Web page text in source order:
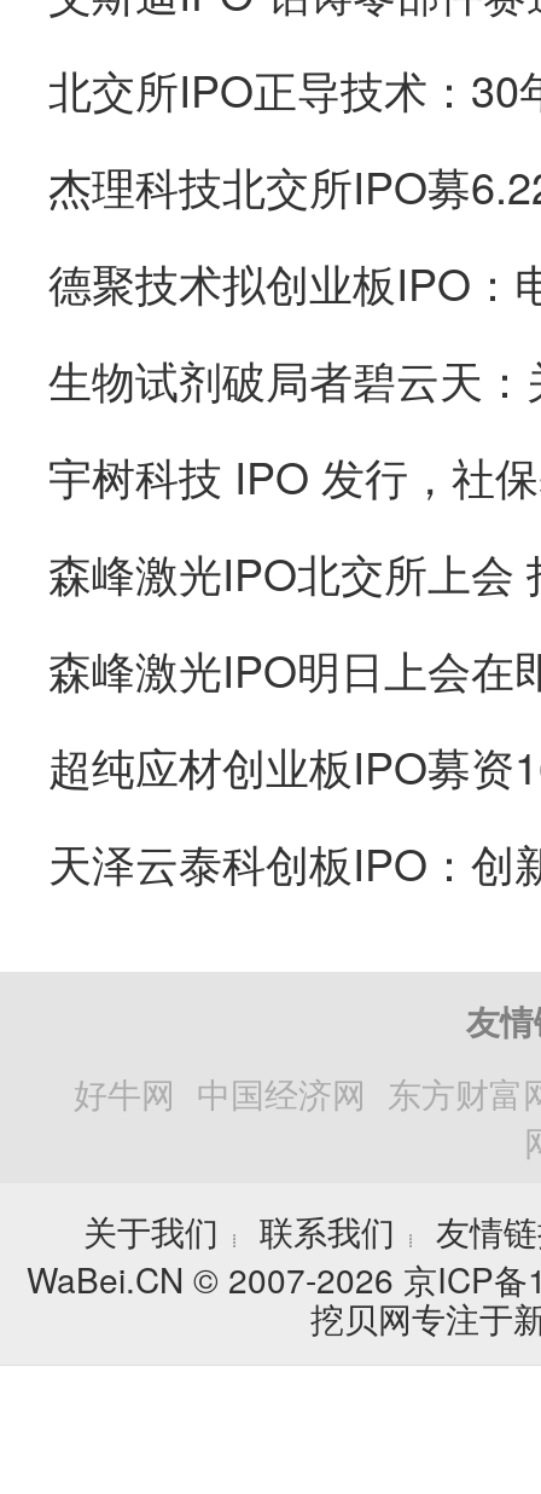
友
好牛网 中国经济网 东方财富
关于我们
┊ 联系我们 ┊
友情
WaBei.CN © 2007-2026 京ICP
挖贝网专注于